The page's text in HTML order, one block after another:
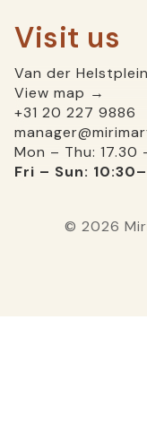
Visit us
Van der
View map →
+31 20 227 9886
Mon – Thu: 17.30
Fri – Sun:
© 2026